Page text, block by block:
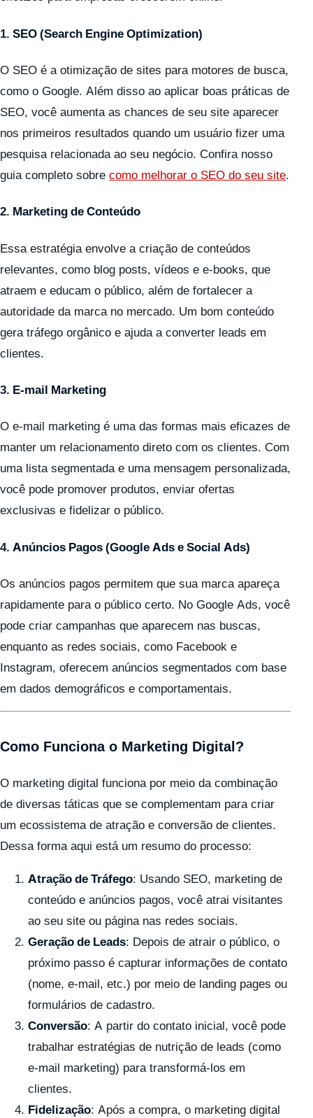
1. SEO (Search Engine Optimization)
O SEO é a otimização de sites para motores de busca,
como o Google. Além disso ao aplicar boas práticas de
SEO, você aumenta as chances de seu site aparecer
nos primeiros resultados quando um usuário fizer uma
pesquisa relacionada ao seu negócio. Confira nosso
guia completo sobre como melhorar o SEO do seu site.
2. Marketing de Conteúdo
Essa estratégia envolve a criação de conteúdos
relevantes, como blog posts, vídeos e e-books, que
atraem e educam o público, além de fortalecer a
autoridade da marca no mercado. Um bom conteúdo
gera tráfego orgânico e ajuda a converter leads em
clientes.
3. E-mail Marketing
O e-mail marketing é uma das formas mais eficazes de
manter um relacionamento direto com os clientes. Com
uma lista segmentada e uma mensagem personalizada,
você pode promover produtos, enviar ofertas
exclusivas e fidelizar o público.
4. Anúncios Pagos (Google Ads e Social Ads)
Os anúncios pagos permitem que sua marca apareça
rapidamente para o público certo. No Google Ads, você
pode criar campanhas que aparecem nas buscas,
enquanto as redes sociais, como Facebook e
Instagram, oferecem anúncios segmentados com base
em dados demográficos e comportamentais.
Como Funciona o Marketing Digital?
O marketing digital funciona por meio da combinação
de diversas táticas que se complementam para criar
um ecossistema de atração e conversão de clientes.
Dessa forma aqui está um resumo do processo:
Atração de Tráfego: Usando SEO, marketing de
conteúdo e anúncios pagos, você atrai visitantes
ao seu site ou página nas redes sociais.
Geração de Leads: Depois de atrair o público, o
próximo passo é capturar informações de contato
(nome, e-mail, etc.) por meio de landing pages ou
formulários de cadastro.
Conversão: A partir do contato inicial, você pode
trabalhar estratégias de nutrição de leads (como
e-mail marketing) para transformá-los em
clientes.
Fidelização: Após a compra, o marketing digital